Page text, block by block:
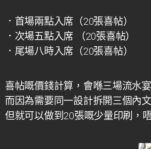
．首場兩點入席（20張喜帖）
．次場五點入席 （20張喜帖）
．尾場八時入席（20張喜帖）
喜帖嘅價錢計算，會喺三場流水
而因為需要同一設計拆開三個內
但就可以做到20張嘅少量印刷，